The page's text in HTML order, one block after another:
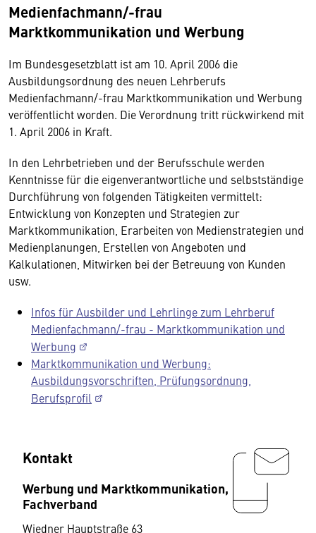
Medienfachmann/-frau
Marktkommunikation und Werbung
Im Bundesgesetzblatt ist am 10. April 2006 die
Ausbildungsordnung des neuen Lehrberufs
Medienfachmann/-frau Marktkommunikation und Werbung
veröffentlicht worden. Die Verordnung tritt rückwirkend mit
1. April 2006 in Kraft.
In den Lehrbetrieben und der Berufsschule werden
Kenntnisse für die eigenverantwortliche und selbstständige
Durchführung von folgenden Tätigkeiten vermittelt:
Entwicklung von Konzepten und Strategien zur
Marktkommunikation, Erarbeiten von Medienstrategien und
Medienplanungen, Erstellen von Angeboten und
Kalkulationen, Mitwirken bei der Betreuung von Kunden
usw.
Infos für Ausbilder und Lehrlinge zum Lehrberuf
Medienfachmann/-frau - Marktkommunikation und
Werbung
Marktkommunikation und Werbung:
Ausbildungsvorschriften, Prüfungsordnung,
Berufsprofil
Kontakt
Werbung und Marktkommunikation,
Fachverband
Wiedner Hauptstraße 63